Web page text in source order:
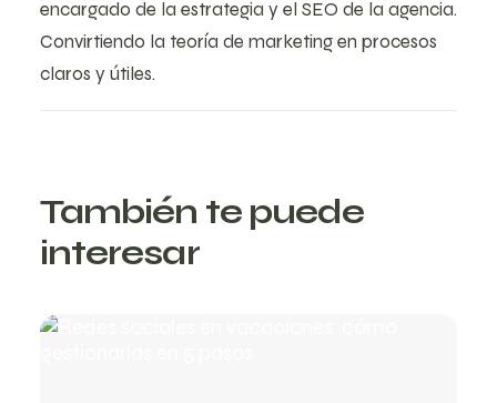
encargado de la estrategia y el SEO de la agencia.
Convirtiendo la teoría de marketing en procesos
claros y útiles.
También te puede
interesar